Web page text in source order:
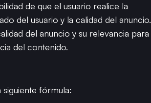
de que el usuario realice la
del usuario y la calidad del anuncio.
del anuncio y su relevancia para
del contenido.
fórmula: